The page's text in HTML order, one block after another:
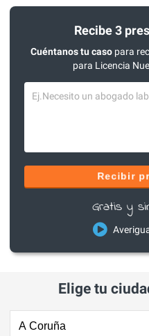
Recibe 3
Cuéntanos tu casopara
para Licencia
Recibir
Gratis y
Elige tu